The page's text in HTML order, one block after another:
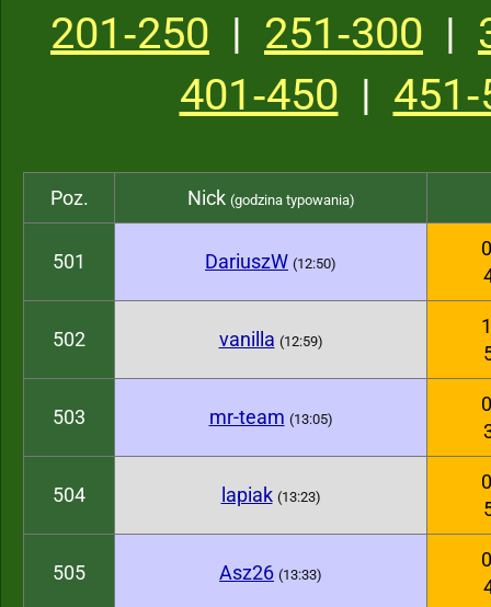
201‑250 | 251‑300 |
401‑450 |
Poz. Nick (godzina typowania)
501 DariuszW (12:50)
502 vanilla (12:59)
503 mr-team (13:05)
504 lapiak (13:23)
505 Asz26 (13:33)